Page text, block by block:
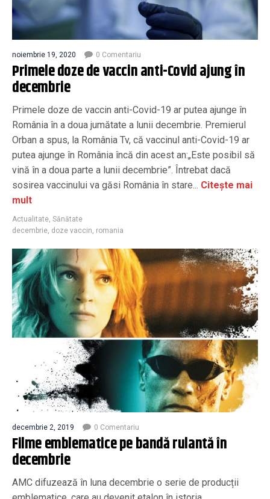
noiembrie 19, 2020 0 Comentariu
Primele doze de vaccin anti-Covid ajung în
decembrie
Primele doze de vaccin anti-Covid-19 ar putea ajunge în
România în a doua jumătate a lunii decembrie. Premierul
Orban a spus, la România Tv, că vaccinul anti-Covid-19 ar
putea ajunge în România încă din acest an:„Este posibil să
vină în a doua parte a lunii decembrie”. Întrebat dacă
sosirea vaccinului va găsi România în stare... Citește mai
mult
Actualitate, Sănătate
decembrie, doze vaccin, romania
decembrie 2, 2019 0 Comentariu
Filme emblematice pe bandă rulantă în
decembrie
AMC difuzează în luna decembrie o serie de producții